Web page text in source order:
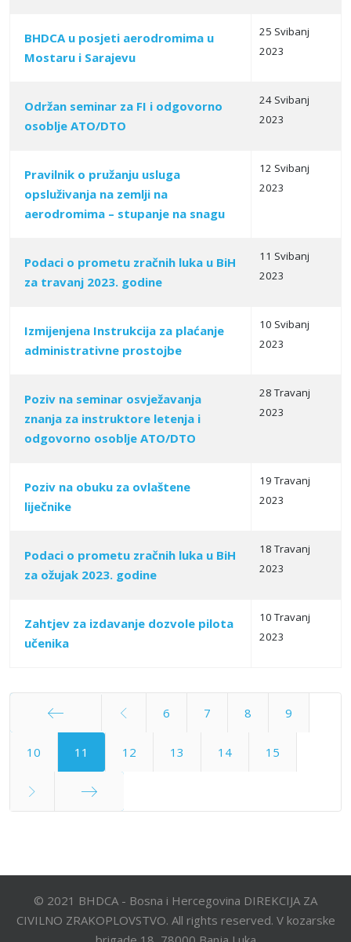
BHDCA u posjeti aerodromima u
Mostaru i Sarajevu
25 Svibanj
2023
Održan seminar za FI i odgovorno
osoblje ATO/DTO
24 Svibanj
2023
Pravilnik o pružanju usluga
opsluživanja na zemlјi na
aerodromima – stupanje na snagu
12 Svibanj
2023
Podaci o prometu zračnih luka u BiH
za travanj 2023. godine
11 Svibanj
2023
Izmijenjena Instrukcija za plaćanje
administrativne prostojbe
10 Svibanj
2023
Poziv na seminar osvježavanja
znanja za instruktore letenja i
odgovorno osoblјe ATO/DTO
28 Travanj
2023
Poziv na obuku za ovlaštene
liječnike
19 Travanj
2023
Podaci o prometu zračnih luka u BiH
za ožujak 2023. godine
18 Travanj
2023
Zahtjev za izdavanje dozvole pilota
učenika
10 Travanj
2023
Početak
6 7 8 9
10 11 12 13 14 15
© 2021 BHDCA - Bosna i Hercegovina DIREKCIJA ZA
CIVILNO ZRAKOPLOVSTVO. All rights reserved. V kozarske